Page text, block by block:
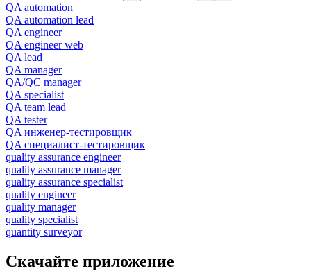
QA automation
QA automation lead
QA engineer
QA engineer web
QA lead
QA manager
QA/QC manager
QA specialist
QA team lead
QA tester
QA инженер-тестировщик
QA специалист-тестировщик
quality assurance engineer
quality assurance manager
quality assurance specialist
quality engineer
quality manager
quality specialist
quantity surveyor
Скачайте приложение